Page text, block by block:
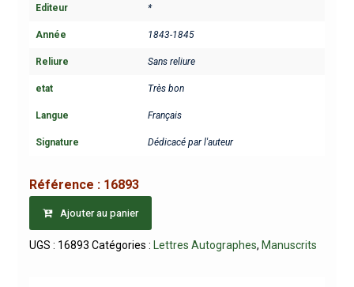
Editeur *
Année 1843-1845
Reliure Sans reliure
etat Très bon
Langue Français
Signature Dédicacé par l'auteur
Référence : 16893
Ajouter au panier
UGS : 16893 Catégories : Lettres Autographes, Manuscrits